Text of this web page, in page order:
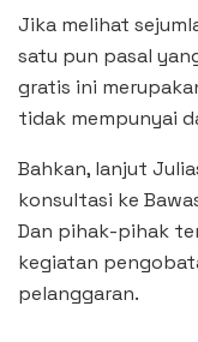
Jika melihat
satu pun pasal
gratis ini
tidak mempunyai
Bahkan, lanjut
konsultasi ke
Dan pihak-pihak
kegiatan
pelanggaran.